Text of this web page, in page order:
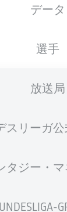
データ
選手
放送局
スリーガ公
タジー・
28.06.1997
ーズン